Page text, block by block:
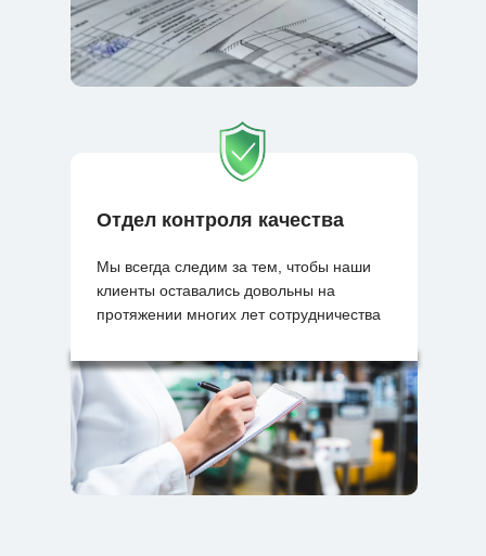
Отдел контроля качества
Мы всегда следим за тем, чтобы наши
клиенты оставались довольны на
протяжении многих лет сотрудничества